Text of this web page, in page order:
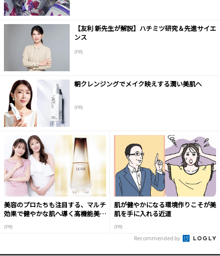
【友利 新先生が解説】ハチミツ研究＆先進サイエ
ンス
(PR)
朝クレンジングでメイク映えする潤い美肌へ
(PR)
美容のプロたちも注目する、マルチ
効果で健やかな肌へ導く高機能美容
(PR)
肌が健やかになる環境作りこそが美
肌を手に入れる近道
(PR)
Recommended by